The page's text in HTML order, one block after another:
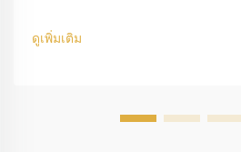
แสดงให้เห็นอย่างชัดเจนว่าผู้ผลิตไฟ
สำเร็จระดับใด เมื่อโรงงานจัดส่งชิ้นส่
ดูเพิ่มเติม